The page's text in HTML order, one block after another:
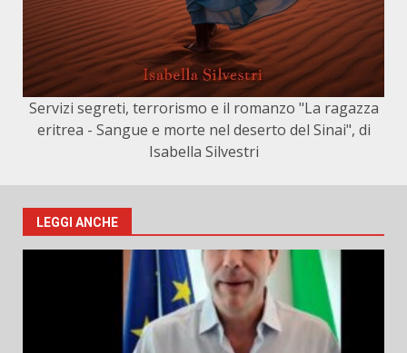
Servizi segreti, terrorismo e il romanzo "La ragazza
eritrea - Sangue e morte nel deserto del Sinai", di
Isabella Silvestri
LEGGI ANCHE